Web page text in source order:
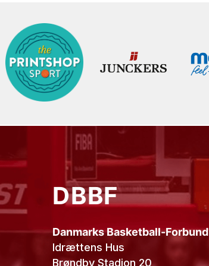
DBBF
Danmarks Basketball-Forbund
Idrættens Hus
Brøndby Stadion 20